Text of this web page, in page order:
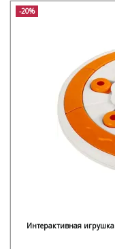
-20%
Интерактивная игрушка